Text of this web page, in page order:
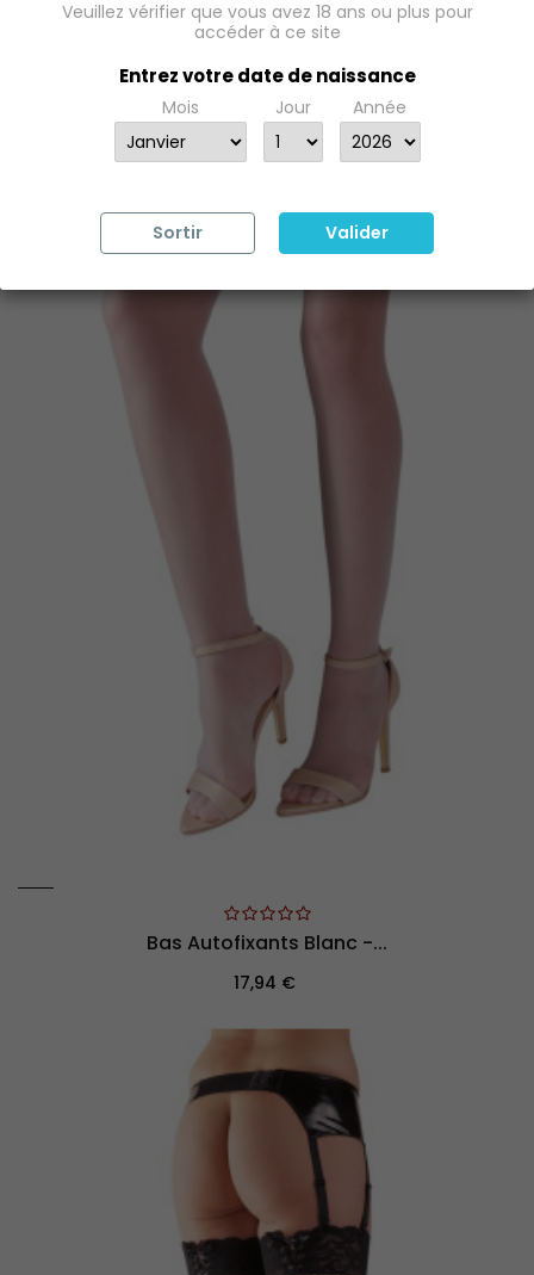
Bas Autofixants Couture...
Prix21,54 €
RUPTURE DE STOCK
Bas Autofixants Blanc -...
Prix
17,94 €
Veuillez vérifier que vous avez 18 ans ou plus pour
accéder à ce site
Entrez votre date de naissance
Mois Jour Année
Sortir Valider